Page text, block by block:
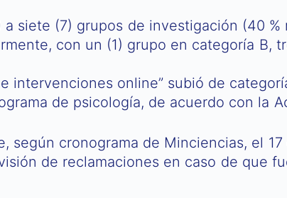
siete (7) grupos de investigación (40 %
con un (1) grupo en categoría B,
intervenciones online” subió de
de psicología, de acuerdo con la
según cronograma de Minciencias, el
de reclamaciones en caso de que